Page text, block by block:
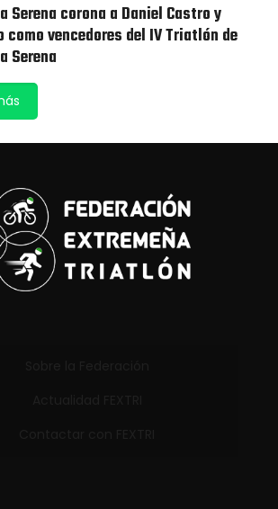
Serena corona a Daniel Castro y
como vencedores del IV Triatlón de
Serena